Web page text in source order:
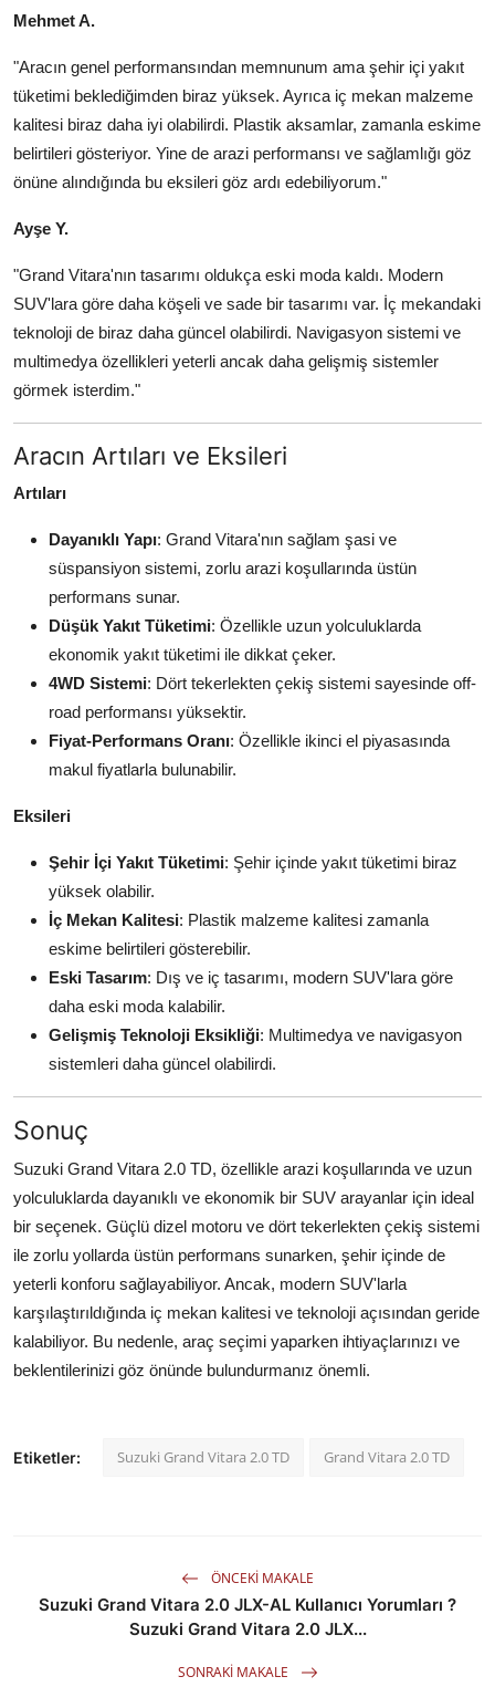
Mehmet A.
"Aracın genel performansından memnunum ama şehir içi yakıt
tüketimi beklediğimden biraz yüksek. Ayrıca iç mekan malzeme
kalitesi biraz daha iyi olabilirdi. Plastik aksamlar, zamanla eskime
belirtileri gösteriyor. Yine de arazi performansı ve sağlamlığı göz
önüne alındığında bu eksileri göz ardı edebiliyorum."
Ayşe Y.
"Grand Vitara'nın tasarımı oldukça eski moda kaldı. Modern
SUV'lara göre daha köşeli ve sade bir tasarımı var. İç mekandaki
teknoloji de biraz daha güncel olabilirdi. Navigasyon sistemi ve
multimedya özellikleri yeterli ancak daha gelişmiş sistemler
görmek isterdim."
Aracın Artıları ve Eksileri
Artıları
Dayanıklı Yapı: Grand Vitara'nın sağlam şasi ve
süspansiyon sistemi, zorlu arazi koşullarında üstün
performans sunar.
Düşük Yakıt Tüketimi: Özellikle uzun yolculuklarda
ekonomik yakıt tüketimi ile dikkat çeker.
4WD Sistemi: Dört tekerlekten çekiş sistemi sayesinde off-
road performansı yüksektir.
Fiyat-Performans Oranı: Özellikle ikinci el piyasasında
makul fiyatlarla bulunabilir.
Eksileri
Şehir İçi Yakıt Tüketimi: Şehir içinde yakıt tüketimi biraz
yüksek olabilir.
İç Mekan Kalitesi: Plastik malzeme kalitesi zamanla
eskime belirtileri gösterebilir.
Eski Tasarım: Dış ve iç tasarımı, modern SUV'lara göre
daha eski moda kalabilir.
Gelişmiş Teknoloji Eksikliği: Multimedya ve navigasyon
sistemleri daha güncel olabilirdi.
Sonuç
Suzuki Grand Vitara 2.0 TD, özellikle arazi koşullarında ve uzun
yolculuklarda dayanıklı ve ekonomik bir SUV arayanlar için ideal
bir seçenek. Güçlü dizel motoru ve dört tekerlekten çekiş sistemi
ile zorlu yollarda üstün performans sunarken, şehir içinde de
yeterli konforu sağlayabiliyor. Ancak, modern SUV'larla
karşılaştırıldığında iç mekan kalitesi ve teknoloji açısından geride
kalabiliyor. Bu nedenle, araç seçimi yaparken ihtiyaçlarınızı ve
beklentilerinizi göz önünde bulundurmanız önemli.
Etiketler: Suzuki Grand Vitara 2.0 TD Grand Vitara 2.0 TD
ÖNCEKI MAKALE
Suzuki Grand Vitara 2.0 JLX-AL Kullanıcı Yorumları ?
Suzuki Grand Vitara 2.0 JLX...
SONRAKI MAKALE